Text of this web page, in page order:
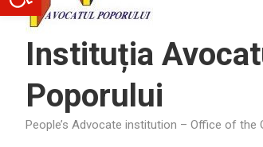
Instituția
Poporului
People’s Advocate institution – Office of the